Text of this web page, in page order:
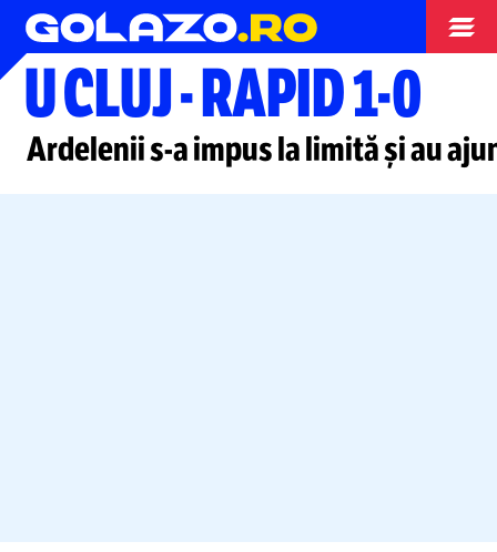
Superliga
U CLUJ-RAPID 1-0
Ardeleniis-aimpus la limită și au